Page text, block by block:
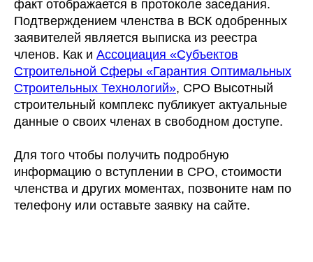
факт отображается в протоколе заседания.
Подтверждением членства в ВСК одобренных
заявителей является выписка из реестра
членов. Как и Ассоциация «Субъектов
Строительной Сферы «Гарантия Оптимальных
Строительных Технологий», СРО Высотный
строительный комплекс публикует актуальные
данные о своих членах в свободном доступе.
Для того чтобы получить подробную
информацию о вступлении в СРО, стоимости
членства и других моментах, позвоните нам по
телефону или оставьте заявку на сайте.